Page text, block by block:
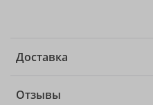
Доставка
Отзывы